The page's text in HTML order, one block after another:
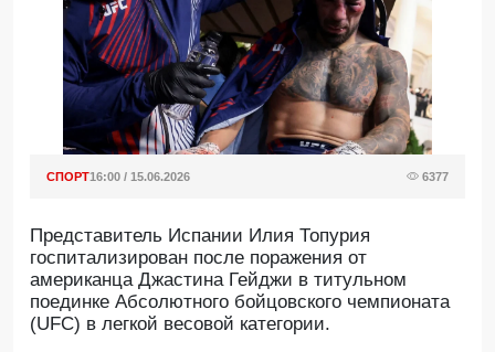
СПОРТ16:00 / 15.06.2026 6377
Представитель Испании Илия Топурия
госпитализирован после поражения от
американца Джастина Гейджи в титульном
поединке Абсолютного бойцовского чемпионата
(UFC) в легкой весовой категории.